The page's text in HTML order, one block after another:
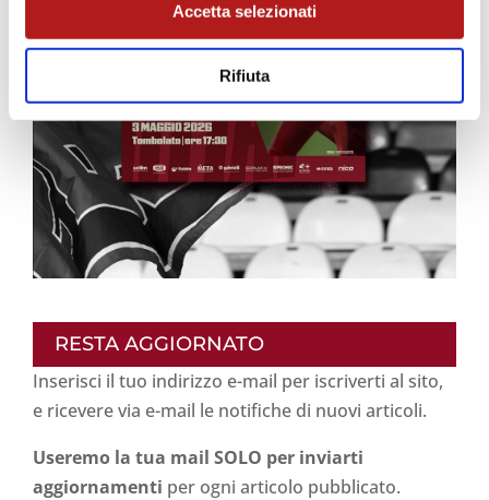
Accetta selezionati
Rifiuta
RESTA AGGIORNATO
Inserisci il tuo indirizzo e-mail per iscriverti al sito,
e ricevere via e-mail le notifiche di nuovi articoli.
Useremo la tua mail SOLO per inviarti
aggiornamenti per ogni articolo pubblicato.